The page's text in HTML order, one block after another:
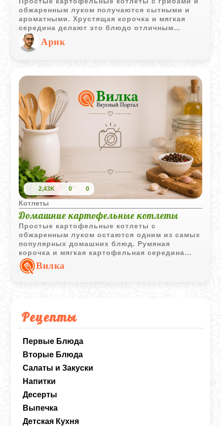
Рецепты
Первые Блюда
Вторые Блюда
Салаты и Закуски
Напитки
Десерты
Выпечка
Детская Кухня
обжаренным луком получаются сытными и
ароматными. Хрустящая корочка и мягкая
середина делают это блюдо отличным
вариантом для домашнего обеда или ужина.
Арик
2,43K 0 0
Котлеты
Домашние картофельные котлеты
Простые картофельные котлеты с
обжаренным луком остаются одним из самых
популярных домашних блюд. Румяная
корочка и мягкая картофельная середина
отлично сочетаются со сметанным или
грибным соусом.
Вилка